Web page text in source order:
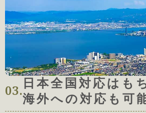
03.
日本全国対応はも
海外への対応も可